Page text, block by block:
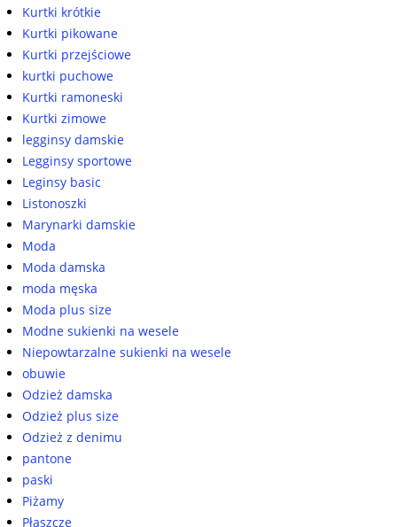
Kurtki krótkie
Kurtki pikowane
Kurtki przejściowe
kurtki puchowe
Kurtki ramoneski
Kurtki zimowe
legginsy damskie
Legginsy sportowe
Leginsy basic
Listonoszki
Marynarki damskie
Moda
Moda damska
moda męska
Moda plus size
Modne sukienki na wesele
Niepowtarzalne sukienki na wesele
obuwie
Odzież damska
Odzież plus size
Odzież z denimu
pantone
paski
Piżamy
Płaszcze